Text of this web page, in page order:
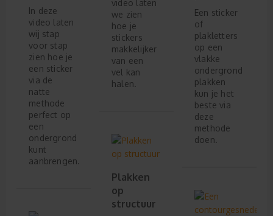
In deze
video laten
wij stap
voor stap
zien hoe je
een sticker
via de
natte
methode
perfect op
een
ondergrond
kunt
aanbrengen.
video laten
we zien
hoe je
stickers
makkelijker
van een
vel kan
halen.
Plakken
op
structuur
Een sticker
of
plakletters
op een
vlakke
ondergrond
plakken
kun je het
beste via
deze
methode
doen.